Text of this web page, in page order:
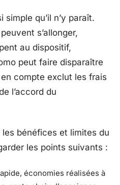
simple qu’il n’y paraît.
s’allonger,
au dispositif,
peut faire disparaître
compte exclut les frais
l’accord du
bénéfices et limites du
les points suivants :
économies réalisées à